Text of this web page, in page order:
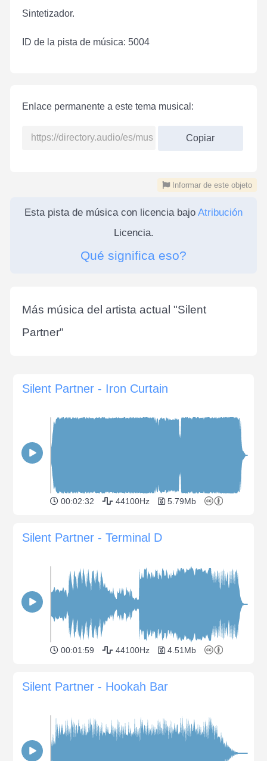
Sintetizador.
ID de la pista de música: 5004
Enlace permanente a este tema musical:
Copiar
Informar de este objeto
Esta pista de música con licencia bajo Atribución
Licencia.
Qué significa eso?
Más música del artista actual "Silent
Partner"
Silent Partner - Iron Curtain
00:02:32 44100Hz 5.79Mb
Silent Partner - Terminal D
00:01:59 44100Hz 4.51Mb
Silent Partner - Hookah Bar